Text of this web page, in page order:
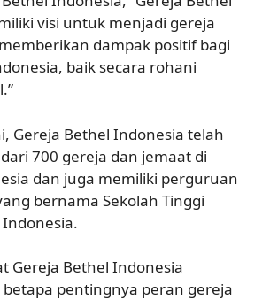
visi untuk menjadi gereja
dampak positif bagi
baik secara rohani
Gereja Bethel Indonesia telah
700 gereja dan jemaat di
dan juga memiliki perguruan
bernama Sekolah Tinggi
Gereja Bethel Indonesia
pentingnya peran gereja